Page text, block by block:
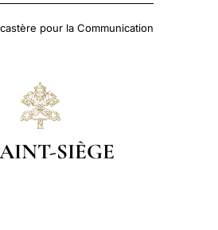
pour la Communication
SIÈGE